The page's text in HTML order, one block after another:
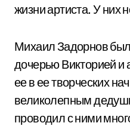
жизни артиста. У них
Михаил Задорнов
дочерью Викторией и
ее в ее творческих
великолепным
проводил с ними